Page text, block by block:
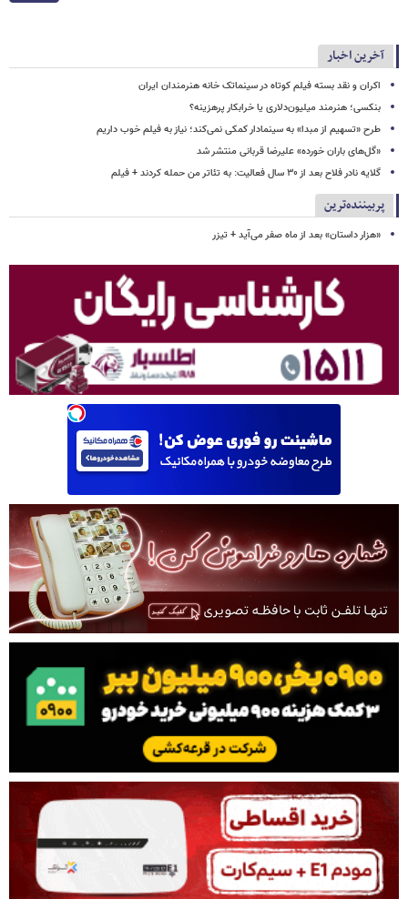
آخرین اخبار
اکران و نقد بسته فیلم کوتاه در سینماتک خانه هنرمندان ایران
بنکسی؛ هنرمند میلیون‌دلاری یا خرابکار پرهزینه؟
طرح «تسهیم از مبدا» به سینمادار کمکی نمی‌کند؛ نیاز به فیلم خوب داریم
«گل‌های باران خورده» علیرضا قربانی منتشر شد
گلایه نادر فلاح بعد از ۳۰ سال فعالیت: به تئاتر من حمله کردند + فیلم
پربیننده‌ترین
«هزار داستان» بعد از ماه صفر می‌آید + تیزر